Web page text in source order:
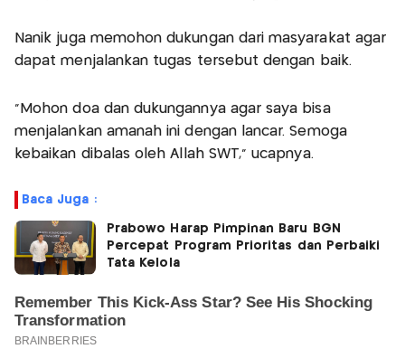
Nanik juga memohon dukungan dari masyarakat agar
dapat menjalankan tugas tersebut dengan baik.
"Mohon doa dan dukungannya agar saya bisa
menjalankan amanah ini dengan lancar. Semoga
kebaikan dibalas oleh Allah SWT," ucapnya.
Baca Juga :
Prabowo Harap Pimpinan Baru BGN
Percepat Program Prioritas dan Perbaiki
Tata Kelola